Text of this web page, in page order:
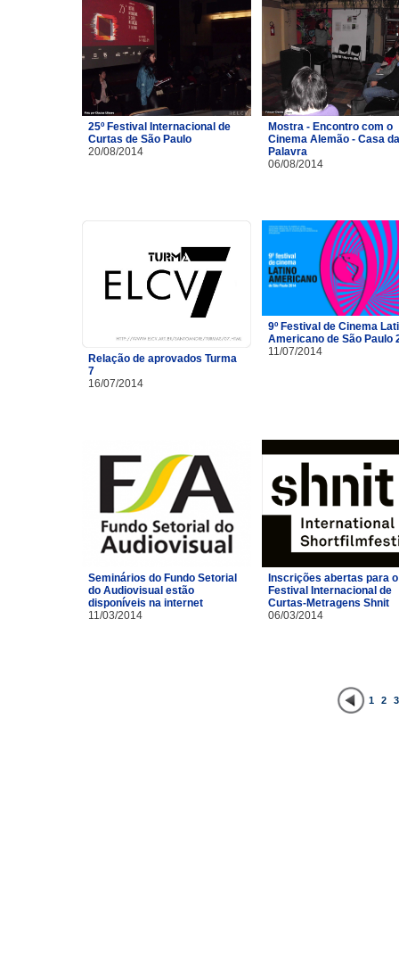
25º Festival Internacional de
Curtas de São Paulo
20/08/2014
Mostra - Encontro com o
Cinema Alemão - Casa da
Palavra
06/08/2014
Relação de aprovados Turma
7
16/07/2014
9º Festival de Cinema
Americano de São Paulo
11/07/2014
Seminários do Fundo Setorial
do Audiovisual estão
disponíveis na internet
11/03/2014
Inscrições abertas para o
Festival Internacional de
Curtas-Metragens Shnit
06/03/2014
1 2 3